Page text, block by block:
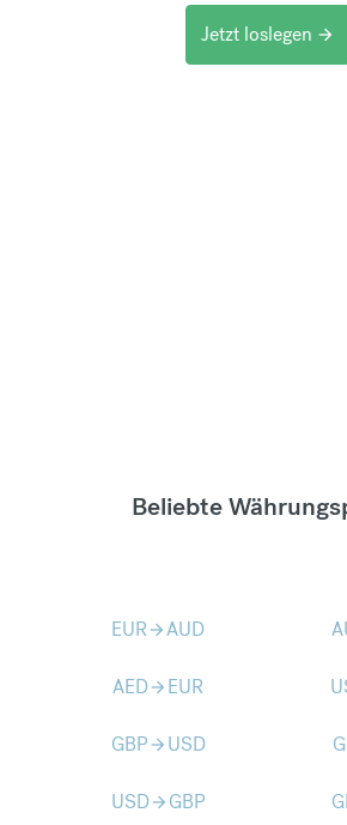
Jetzt loslegen arrow_forward
Beliebte
EURarrow_forwardAUD
AEDarrow_forward EUR
GBParrow_forward USD
USDarrow_forward GBP